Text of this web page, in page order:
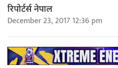
रिपोर्टर्स नेपाल
December 23, 2017 12:36 pm